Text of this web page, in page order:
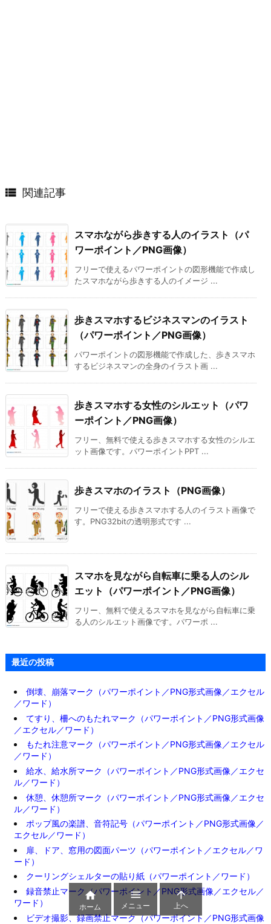
 関連記事
スマホながら歩きする人のイラスト（パ
ワーポイント／PNG画像）
フリーで使えるパワーポイントの図形機能で作成し
たスマホながら歩きする人のイメージ ...
歩きスマホするビジネスマンのイラスト
（パワーポイント／PNG画像）
パワーポイントの図形機能で作成した、歩きスマホ
するビジネスマンの全身のイラスト画 ...
歩きスマホする女性のシルエット（パワ
ーポイント／PNG画像）
フリー、無料で使える歩きスマホする女性のシルエ
ット画像です。パワーポイントPPT ...
歩きスマホのイラスト（PNG画像）
フリーで使える歩きスマホする人のイラスト画像で
す。PNG32bitの透明形式です ...
スマホを見ながら自転車に乗る人のシル
エット（パワーポイント／PNG画像）
フリー、無料で使えるスマホを見ながら自転車に乗
る人のシルエット画像です。パワーポ ...
最近の投稿
倒壊、崩落マーク（パワーポイント／PNG形式画像／エクセル
／ワード）
てすり、柵へのもたれマーク（パワーポイント／PNG形式画像
／エクセル／ワード）
もたれ注意マーク（パワーポイント／PNG形式画像／エクセル
／ワード）
給水、給水所マーク（パワーポイント／PNG形式画像／エクセ
ル／ワード）
休憩、休憩所マーク（パワーポイント／PNG形式画像／エクセ
ル／ワード）
ポップ風の楽譜、音符記号（パワーポイント／PNG形式画像／
エクセル／ワード）
扉、ドア、窓用の図面パーツ（パワーポイント／エクセル／ワ
ード）
クーリングシェルターの貼り紙（パワーポイント／ワード）
録音禁止マーク（パワーポイント／PNG形式画像／エクセル／
ワード）
ビデオ撮影、録画禁止マーク（パワーポイント／PNG形式画像

ホーム

メニュー

上へ